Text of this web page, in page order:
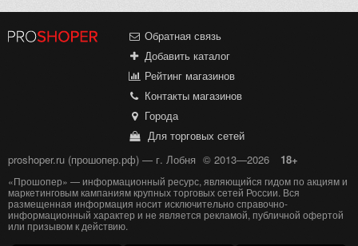
Обратная связь
Добавить каталог
Рейтинг магазинов
Контакты магазинов
Города
Для торговых сетей
proshoper.ru (прошопер.рф) — г. Лобня © 2013—2026 18+
«Прошопер» — информационный ресурс, являющийся гидом по акциям и
маркетинговым кампаниям крупных торговых сетей России. Вся
размещенная информация носит исключительно справочно-
информационный характер и не является рекламой, публичной офертой
или призывом к действию.